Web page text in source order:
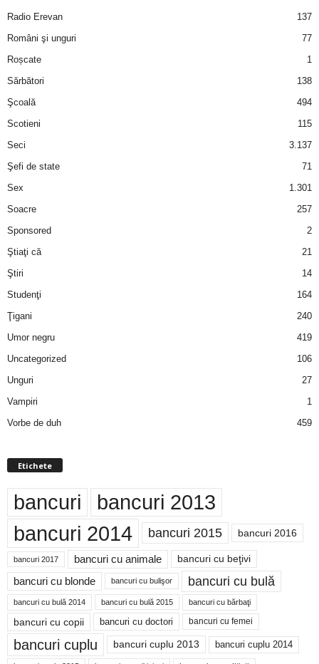
Radio Erevan
137
Români şi unguri
77
Roșcate
1
Sărbători
138
Şcoală
494
Scotieni
115
Seci
3.137
Şefi de state
71
Sex
1.301
Soacre
257
Sponsored
2
Ştiaţi că
21
Ştiri
14
Studenţi
164
Ţigani
240
Umor negru
419
Uncategorized
106
Unguri
27
Vampiri
1
Vorbe de duh
459
Etichete
bancuri bancuri 2013
bancuri 2014 bancuri 2015 bancuri 2016
bancuri 2017 bancuri cu animale bancuri cu beţivi
bancuri cu blonde bancuri cu bulişor bancuri cu bulă
bancuri cu bulă 2014 bancuri cu bulă 2015 bancuri cu bărbaţi
bancuri cu copii bancuri cu doctori bancuri cu femei
bancuri cuplu bancuri cuplu 2013 bancuri cuplu 2014